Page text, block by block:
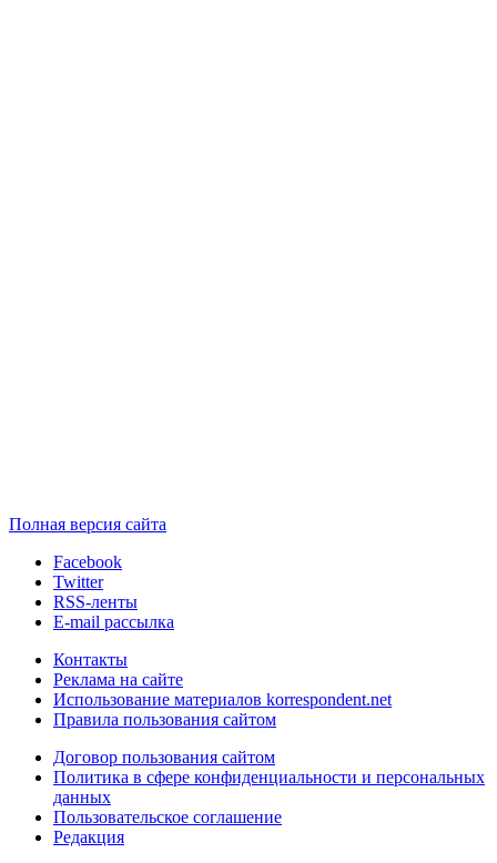
Полная версия сайта
Facebook
Twitter
RSS-ленты
E-mail рассылка
Контакты
Реклама на сайте
Использование материалов korrespondent.net
Правила пользования сайтом
Договор пользования сайтом
Политика в сфере конфиденциальности и персональных
данных
Пользовательское соглашение
Редакция